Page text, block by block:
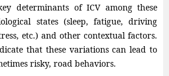
determinants of ICV among these
states (sleep, fatigue, driving
etc.) and other contextual factors.
that these variations can lead to
risky, road behaviors.